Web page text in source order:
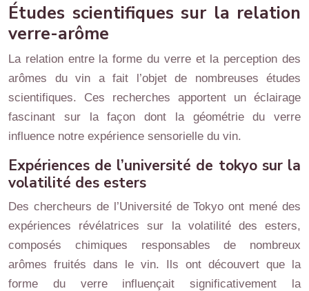
Études scientifiques sur la relation
verre-arôme
La relation entre la forme du verre et la perception des
arômes du vin a fait l’objet de nombreuses études
scientifiques. Ces recherches apportent un éclairage
fascinant sur la façon dont la géométrie du verre
influence notre expérience sensorielle du vin.
Expériences de l’université de tokyo sur la
volatilité des esters
Des chercheurs de l’Université de Tokyo ont mené des
expériences révélatrices sur la volatilité des esters,
composés chimiques responsables de nombreux
arômes fruités dans le vin. Ils ont découvert que la
forme du verre influençait significativement la